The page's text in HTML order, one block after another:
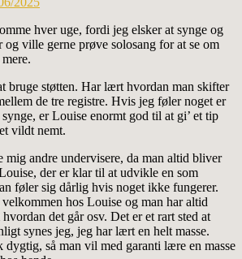
hver uge, fordi jeg elsker at synge og
ville gerne prøve solosang for at se om
bruge støtten. Har lært hvordan man skifter
de tre registre. Hvis jeg føler noget er
er Louise enormt god til at gi’ et tip
vildt nemt.
mig andre undervisere, da man altid bliver
der er klar til at udvikle en som
føler sig dårlig hvis noget ikke fungerer.
hos Louise og man har altid
det går osv. Det er et rart sted at
synes jeg, jeg har lært en helt masse.
dygtig, så man vil med garanti lære en masse